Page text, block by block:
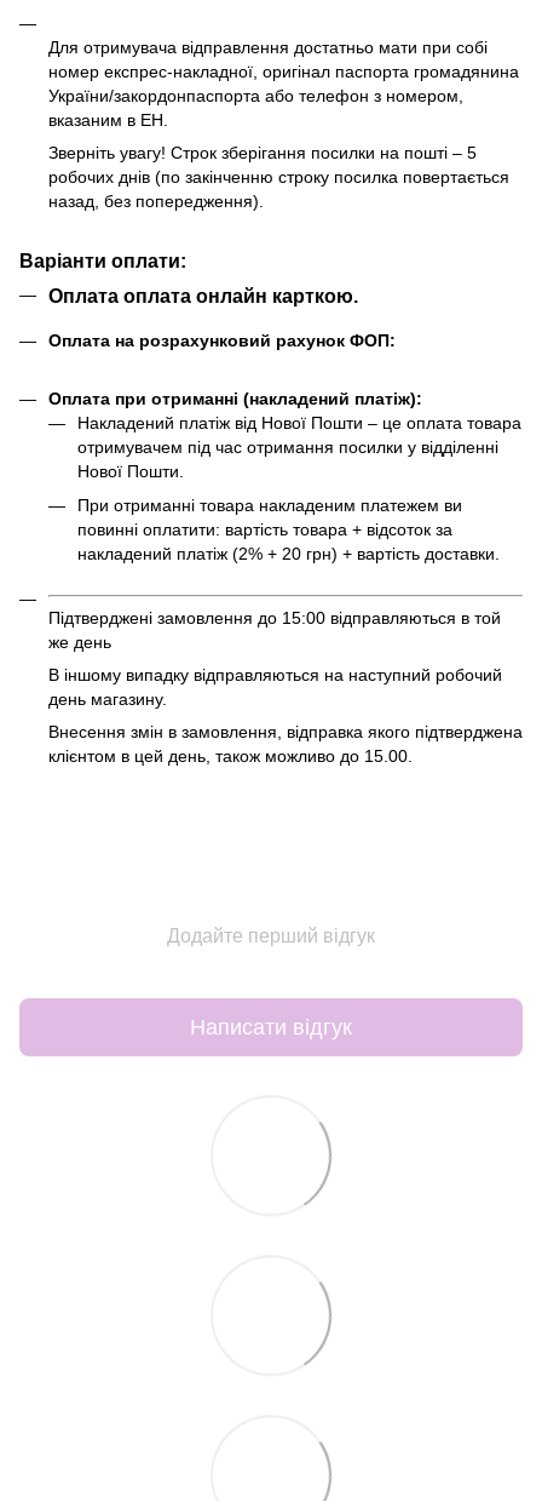
Для отримувача відправлення достатньо мати при собі
номер експрес-накладної, оригінал паспорта громадянина
України/закордонпаспорта або телефон з номером,
вказаним в ЕН.
Зверніть увагу! Строк зберігання посилки на пошті – 5
робочих днів (по закінченню строку посилка повертається
назад, без попередження).
Варіанти оплати:
Оплата оплата онлайн карткою.
Оплата на розрахунковий рахунок ФОП:
Оплата при отриманні (накладений платіж):
Накладений платіж від Нової Пошти – це оплата товара
отримувачем під час отримання посилки у відділенні
Нової Пошти.
При отриманні товара накладеним платежем ви
повинні оплатити: вартість товара + відсоток за
накладений платіж (2% + 20 грн) + вартість доставки.
Підтверджені замовлення до 15:00 відправляються в той
же день
В іншому випадку відправляються на наступний робочий
день магазину.
Внесення змін в замовлення, відправка якого підтверджена
клієнтом в цей день, також можливо до 15.00.
Додайте перший відгук
Написати відгук